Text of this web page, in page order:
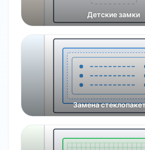
Детские замки
Замена